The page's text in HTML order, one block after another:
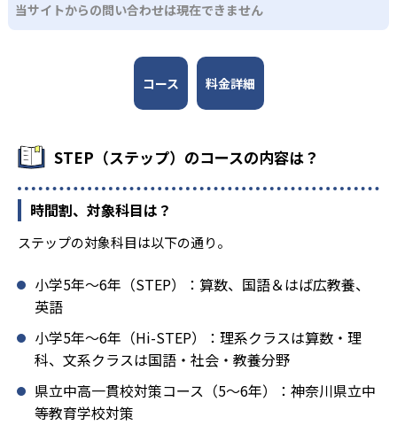
当サイトからの問い合わせは現在できません
コース 料金詳細
STEP（ステップ）のコースの内容は？
時間割、対象科目は？
ステップの対象科目は以下の通り。
小学5年〜6年（STEP）：算数、国語＆はば広教養、
英語
小学5年〜6年（Hi-STEP）：理系クラスは算数・理
科、文系クラスは国語・社会・教養分野
県立中高一貫校対策コース（5〜6年）：神奈川県立中
等教育学校対策